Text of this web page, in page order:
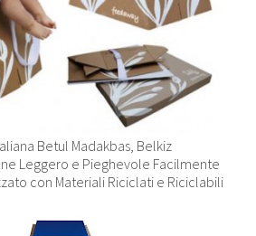
Betul Madakbas, Belkiz
Leggero e Pieghevole Facilmente
con Materiali Riciclati e Riciclabili